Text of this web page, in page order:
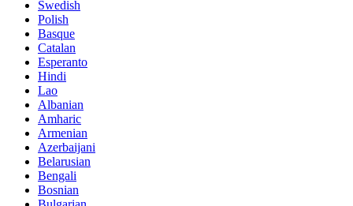
Swedish
Polish
Basque
Catalan
Esperanto
Hindi
Lao
Albanian
Amharic
Armenian
Azerbaijani
Belarusian
Bengali
Bosnian